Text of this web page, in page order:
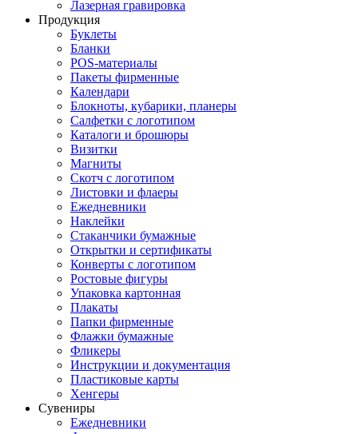
Лазерная гравировка
Продукция
Буклеты
Бланки
POS-материалы
Пакеты фирменные
Календари
Блокноты, кубарики, планеры
Салфетки с логотипом
Каталоги и брошюры
Визитки
Магниты
Скотч с логотипом
Листовки и флаеры
Ежедневники
Наклейки
Стаканчики бумажные
Открытки и сертификаты
Конверты с логотипом
Ростовые фигуры
Упаковка картонная
Плакаты
Папки фирменные
Флажки бумажные
Фликеры
Инструкции и документация
Пластиковые карты
Хенгеры
Сувениры
Ежедневники